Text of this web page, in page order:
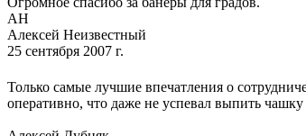
АН
Алексей Неизвестный
25 сентября 2007 г.
Только самые лучшие впечатления о
оперативно, что даже не успевал выпить